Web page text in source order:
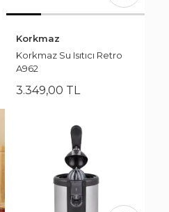
Korkmaz
Korkmaz Su Isıtıcı Retro
A962
3.349,00 TL